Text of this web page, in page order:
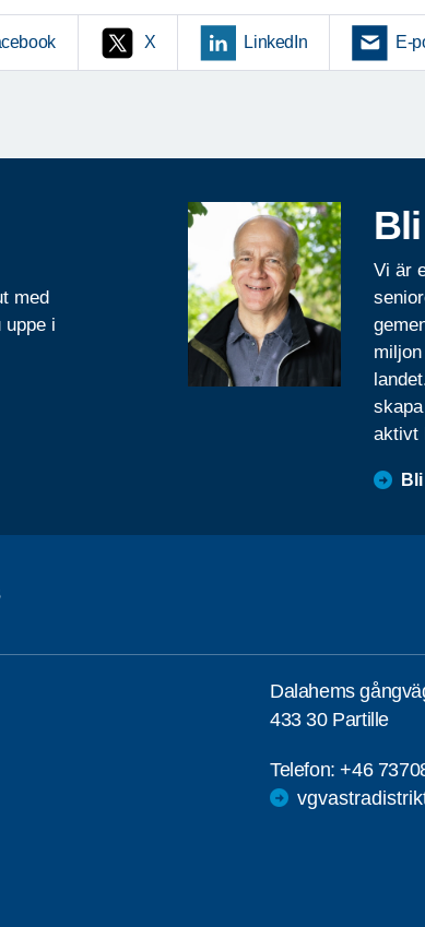
X LinkedIn E-
med
uppe i
Vi är
aktivt
Dalahems
433 30 Partille
Telefon:+46